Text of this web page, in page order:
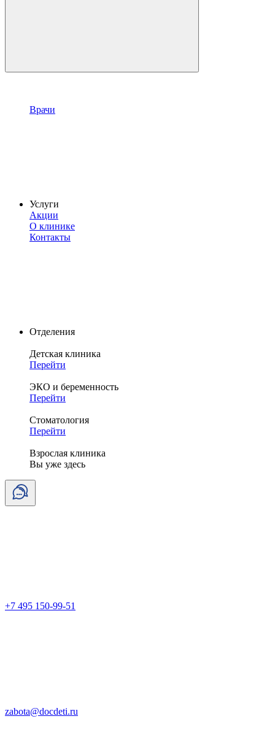
Врачи
Услуги
Акции
О клинике
Контакты
Отделения
Детская клиника
Перейти
ЭКО и беременность
Перейти
Стоматология
Перейти
Взрослая клиника
Вы уже здесь
+7 495 150-99-51
zabota@docdeti.ru